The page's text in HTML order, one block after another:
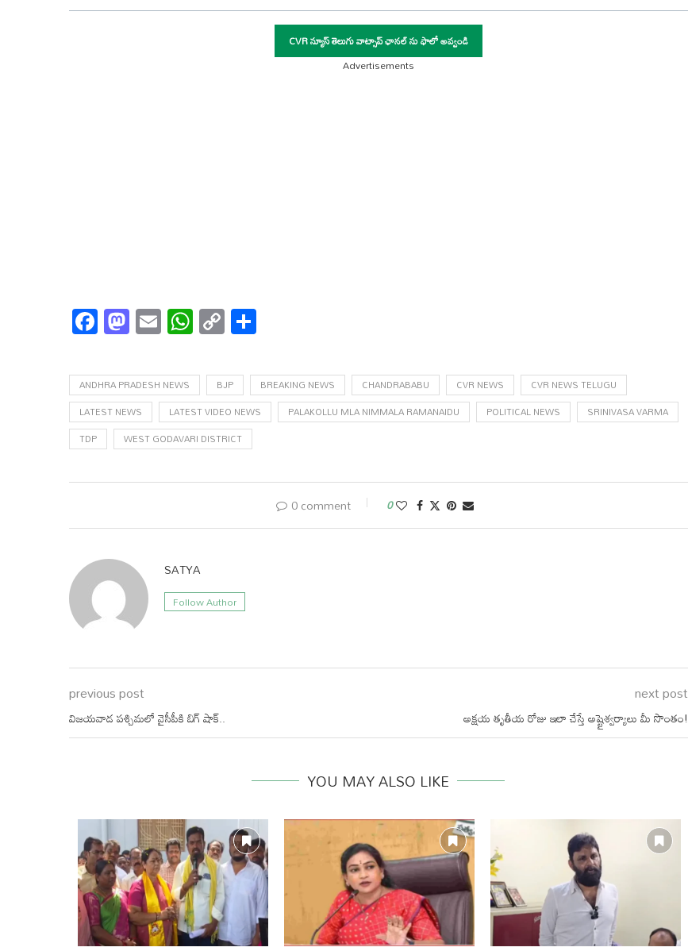
CVR న్యూస్ తెలుగు వాట్సాప్ ఛానల్ ను ఫాలో అవ్వండి
Advertisements
Facebook
Mastodon
EmailWhatsApp
Copy
Link
ANDHRA PRADESH NEWS BJP BREAKING NEWS CHANDRABABU CVR NEWS
CVR NEWS TELUGU
LATEST NEWS
LATEST VIDEO NEWS PALAKOLLU MLA NIMMALA RAMANAIDU POLITICAL NEWS
SRINIVASA VARMA
TDP
WEST GODAVARI DISTRICT
0 comment 0
SATYA
Follow Author
previous post
విజయవాడ పశ్చిమలో వైసీపీకి బిగ్ షాక్..
next post
అక్షయ తృతీయ రోజు ఇలా చేస్తే అష్టైశ్వర్యాలు మీ సొంతం!
YOU MAY ALSO LIKE